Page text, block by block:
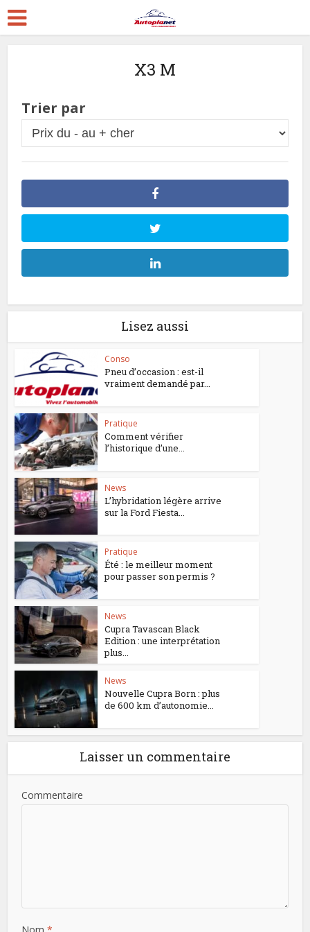
X3 M
Trier par
Lisez aussi
Conso
Pneu d’occasion : est-il
vraiment demandé par...
Pratique
Comment vérifier
l’historique d’une...
News
L’hybridation légère arrive
sur la Ford Fiesta...
Pratique
Été : le meilleur moment
pour passer son permis ?
News
Cupra Tavascan Black
Edition : une interprétation
plus...
News
Nouvelle Cupra Born : plus
de 600 km d’autonomie...
Laisser un commentaire
Commentaire
Nom*